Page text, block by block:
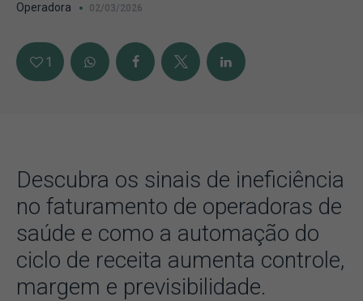
Operadora 02/03/2026
1
Descubra os sinais de ineficiência
no faturamento de operadoras de
saúde e como a automação do
ciclo de receita aumenta controle,
margem e previsibilidade.